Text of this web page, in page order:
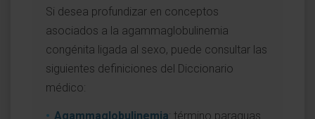
Si desea profundizar en conceptos
asociados a la agammaglobulinemia
congénita ligada al sexo, puede consultar las
siguientes definiciones del Diccionario
médico:
Agammaglobulinemia: término paraguas